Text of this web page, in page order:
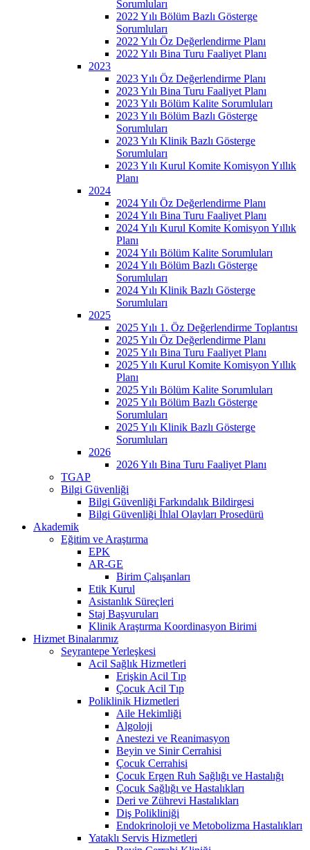
Sorumluları
2022 Yılı Bölüm Bazlı Gösterge
Sorumluları
2022 Yılı Öz Değerlendirme Planı
2022 Yılı Bina Turu Faaliyet Planı
2023
2023 Yılı Öz Değerlendirme Planı
2023 Yılı Bina Turu Faaliyet Planı
2023 Yılı Bölüm Kalite Sorumluları
2023 Yılı Bölüm Bazlı Gösterge
Sorumluları
2023 Yılı Klinik Bazlı Gösterge
Sorumluları
2023 Yılı Kurul Komite Komisyon Yıllık
Planı
2024
2024 Yılı Öz Değerlendirme Planı
2024 Yılı Bina Turu Faaliyet Planı
2024 Yılı Kurul Komite Komisyon Yıllık
Planı
2024 Yılı Bölüm Kalite Sorumluları
2024 Yılı Bölüm Bazlı Gösterge
Sorumluları
2024 Yılı Klinik Bazlı Gösterge
Sorumluları
2025
2025 Yılı 1. Öz Değerlendirme Toplantısı
2025 Yılı Öz Değerlendirme Planı
2025 Yılı Bina Turu Faaliyet Planı
2025 Yılı Kurul Komite Komisyon Yıllık
Planı
2025 Yılı Bölüm Kalite Sorumluları
2025 Yılı Bölüm Bazlı Gösterge
Sorumluları
2025 Yılı Klinik Bazlı Gösterge
Sorumluları
2026
2026 Yılı Bina Turu Faaliyet Planı
TGAP
Bilgi Güvenliği
Bilgi Güvenliği Farkındalık Bildirgesi
Bilgi Güvenliği İhlal Olayları Prosedürü
Akademik
Eğitim ve Araştırma
EPK
AR-GE
Birim Çalışanları
Etik Kurul
Asistanlık Süreçleri
Staj Başvuruları
Klinik Araştırma Koordinasyon Birimi
Hizmet Binalarımız
Seyrantepe Yerleşkesi
Acil Sağlık Hizmetleri
Erişkin Acil Tıp
Çocuk Acil Tıp
Poliklinik Hizmetleri
Aile Hekimliği
Algoloji
Anestezi ve Reanimasyon
Beyin ve Sinir Cerrahisi
Çocuk Cerrahisi
Çocuk Ergen Ruh Sağlığı ve Hastalığı
Çocuk Sağlığı ve Hastalıkları
Deri ve Zührevi Hastalıkları
Diş Polikliniği
Endokrinoloji ve Metobolizma Hastalıkları
Yataklı Servis Hizmetleri